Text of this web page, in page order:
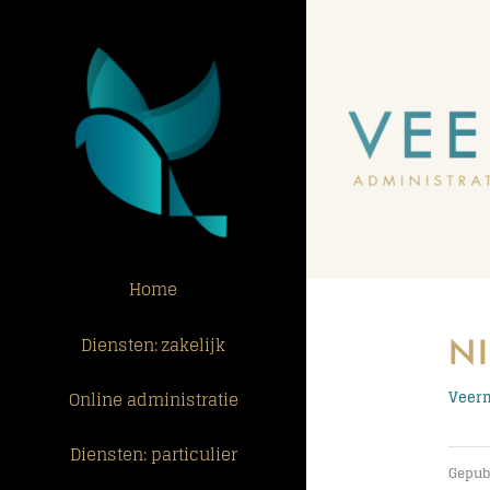
Home
Diensten: zakelijk
Online administratie
Diensten: particulier